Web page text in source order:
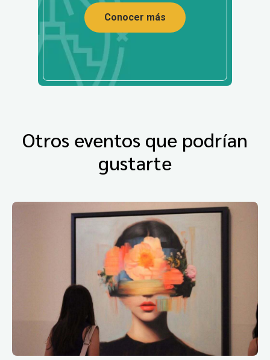
Conocer más
Otros eventos que podrían
gustarte